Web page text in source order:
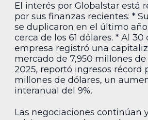
El interés por Globalstar está
por sus finanzas recientes: *
se duplicaron en el último
cerca de los 61 dólares. * Al 30
empresa registró una
mercado de 7,950 millones de
2025, reportó ingresos récord
millones de dólares, un
interanual del 9%.
Las negociaciones continúan